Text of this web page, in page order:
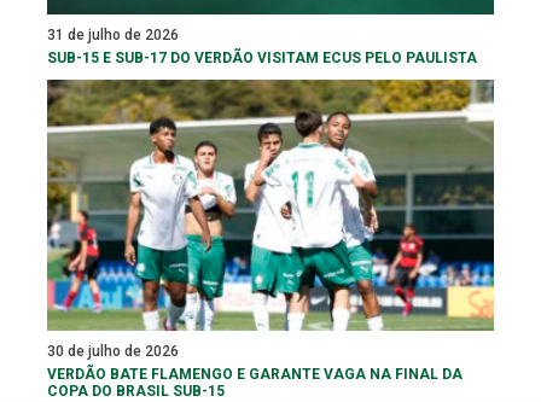
31 de julho de 2026
SUB-15 E SUB-17 DO VERDÃO VISITAM ECUS PELO PAULISTA
30 de julho de 2026
VERDÃO BATE FLAMENGO E GARANTE VAGA NA FINAL DA
COPA DO BRASIL SUB-15